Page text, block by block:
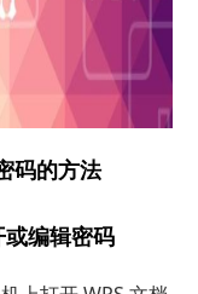
码的方法
编辑密码